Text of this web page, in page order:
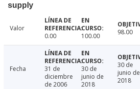
supply
Valor
0.00
100.00 98.00
Fecha
31 de
diciembre
de 2006
30 de
junio de
2018
30 de
junio de
2018